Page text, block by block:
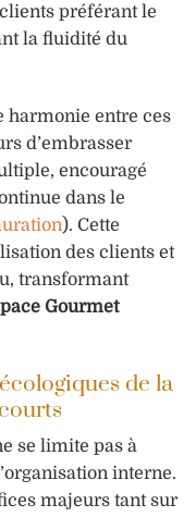
préférant le
la fluidité du
harmonie entre ces
d’embrasser
encouragé
dans le
). Cette
des clients et
transformant
Gourmet
de la
se limite pas à
interne.
majeurs tant sur